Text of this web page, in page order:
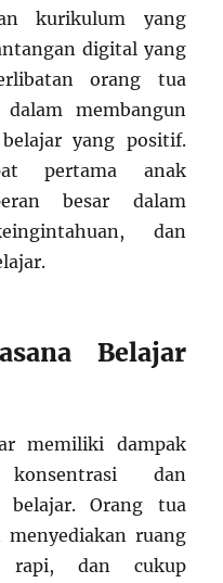
kurikulum yang
digital yang
orang tua
membangun
yang positif.
pertama anak
besar dalam
dan
Belajar
memiliki dampak
dan
belajar. Orang tua
ruang
rapi, dan cukup